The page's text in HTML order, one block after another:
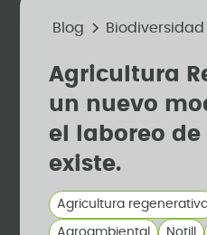
Blog Biodiversidad
Agricultura
un nuevo
el laboreo
existe.
Agricultura
Agroambiental Notill